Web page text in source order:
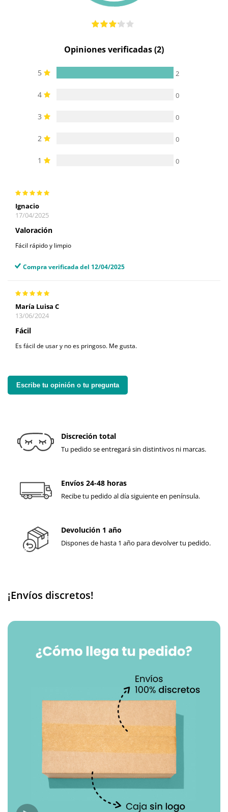
Opiniones verificadas (2)
5 2
4 0
3 0
2 0
1 0
Ignacio
17/04/2025
Valoración
Fácil rápido y limpio
Compra verificada del 12/04/2025
María Luisa C
13/06/2024
Fácil
Es fácil de usar y no es pringoso. Me gusta.
Escribe tu opinión o tu pregunta
Discreción total
Tu pedido se entregará sin distintivos ni marcas.
Envíos 24-48 horas
Recibe tu pedido al día siguiente en península.
Devolución 1 año
Dispones de hasta 1 año para devolver tu pedido.
¡Envíos discretos!